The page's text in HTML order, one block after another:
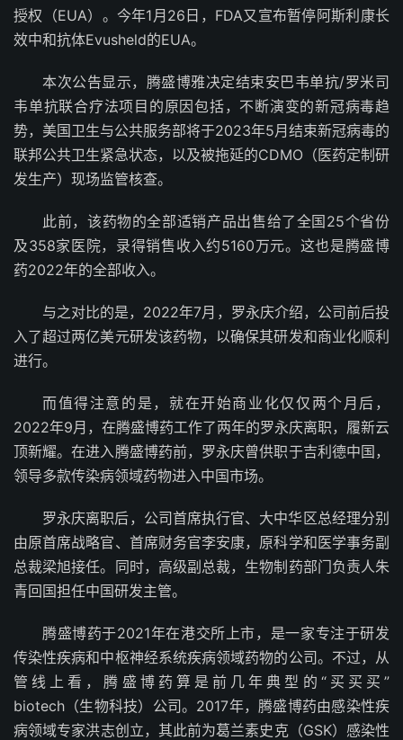
授权（EUA）。今年1月26日，FDA又宣布暂停阿斯利康长
效中和抗体Evusheld的EUA。
本次公告显示，腾盛博雅决定结束安巴韦单抗/罗米司
韦单抗联合疗法项目的原因包括，不断演变的新冠病毒趋
势，美国卫生与公共服务部将于2023年5月结束新冠病毒的
联邦公共卫生紧急状态，以及被拖延的CDMO（医药定制研
发生产）现场监管核查。
此前，该药物的全部适销产品出售给了全国25个省份
及358家医院，录得销售收入约5160万元。这也是腾盛博
药2022年的全部收入。
与之对比的是，2022年7月，罗永庆介绍，公司前后投
入了超过两亿美元研发该药物，以确保其研发和商业化顺利
进行。
而值得注意的是，就在开始商业化仅仅两个月后，
2022年9月，在腾盛博药工作了两年的罗永庆离职，履新云
顶新耀。在进入腾盛博药前，罗永庆曾供职于吉利德中国，
领导多款传染病领域药物进入中国市场。
罗永庆离职后，公司首席执行官、大中华区总经理分别
由原首席战略官、首席财务官李安康，原科学和医学事务副
总裁梁旭接任。同时，高级副总裁，生物制药部门负责人朱
青回国担任中国研发主管。
腾盛博药于2021年在港交所上市，是一家专注于研发
传染性疾病和中枢神经系统疾病领域药物的公司。不过，从
管线上看，腾盛博药算是前几年典型的“买买买”
biotech（生物科技）公司。2017年，腾盛博药由感染性疾
病领域专家洪志创立，其此前为葛兰素史克（GSK）感染性